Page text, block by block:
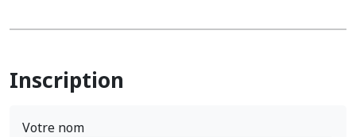
Inscription
Votre nom